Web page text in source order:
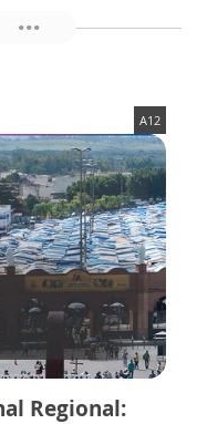
A12
Regional: